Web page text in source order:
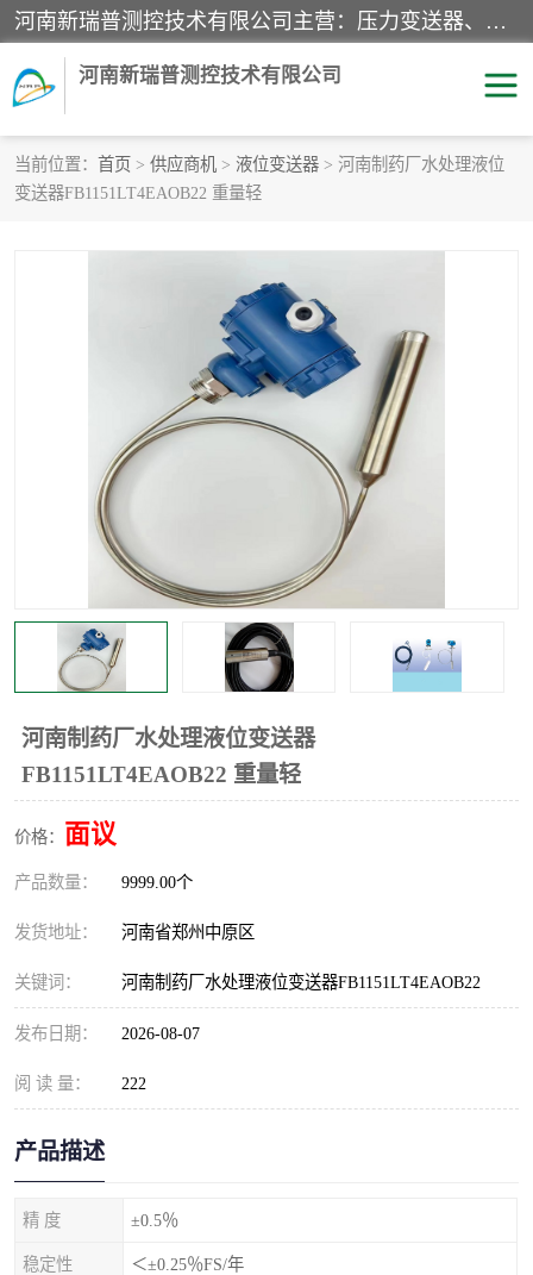
河南新瑞普测控技术有限公司主营：压力变送器、液位变送器、差压变送器、雷达料位计、电容物位计、温度显示控制仪表、电量变送器、流量计、工业自动化系统成套设备。
河南新瑞普测控技术有限公司
当前位置： 首页 > 供应商机 > 液位变送器 > 河南制药厂水处理液位
变送器FB1151LT4EAOB22 重量轻
河南制药厂水处理液位变送器
FB1151LT4EAOB22 重量轻
价格： 面议
产品数量： 9999.00个
发货地址： 河南省郑州中原区
关键词： 河南制药厂水处理液位变送器FB1151LT4EAOB22
发布日期： 2026-08-07
阅 读 量： 222
产品描述
精 度 ±0.5％
稳定性 ＜±0.25％FS/年
霍尼韦尔压力变送器
雷达料位计
标准型工业压力变送器 罐旁显示仪
差压变送器 温度传感器变送器
压力变送器 电容物位计
温度显示控制仪表 电量变送器
流量计 工业自动化系统成套设备